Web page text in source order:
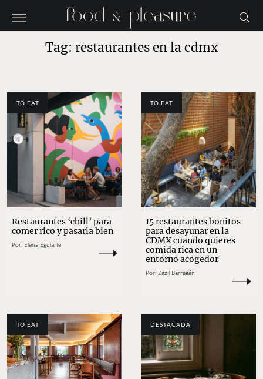
Tag: restaurantes en la cdmx
TO EAT
Restaurantes ‘chill’ para
comer rico y pasarla bien
Por: Elena Eguiarte
TO EAT
15 restaurantes bonitos
para desayunar en la
CDMX cuando quieres
comida rica en un
entorno acogedor
Por: Zazil Barragán
TO EAT DESTACADA